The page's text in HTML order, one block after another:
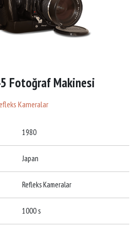
Fotoğraf Makinesi
Kameralar
1980
Japan
Refleks Kameralar
1000 s